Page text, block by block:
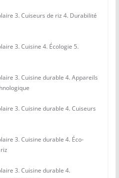
3. Cuiseurs de riz 4. Durabilité
3. Cuisine 4. Écologie 5.
3. Cuisine durable 4. Appareils
3. Cuisine durable 4. Cuiseurs
3. Cuisine durable 4. Éco-
3. Cuisine durable 4.